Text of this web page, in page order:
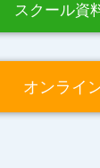
スクール資
オンライ